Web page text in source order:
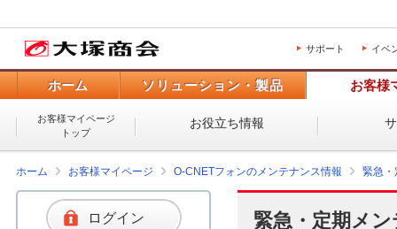
サポート イベ
ホーム ソリューション・製品 お客様
お客様マイページ
トップ
お役立ち情報
ホーム お客様マイページ O-CNETフォンのメンテナンス情報 緊急・
緊急・定期メ
ログイン